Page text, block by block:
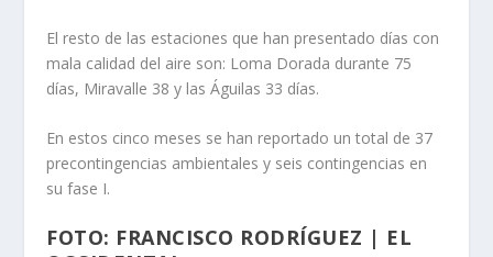
El resto de las estaciones que han presentado días con
mala calidad del aire son: Loma Dorada durante 75
días, Miravalle 38 y las Águilas 33 días.
En estos cinco meses se han reportado un total de 37
precontingencias ambientales y seis contingencias en
su fase I.
FOTO: FRANCISCO RODRÍGUEZ | EL